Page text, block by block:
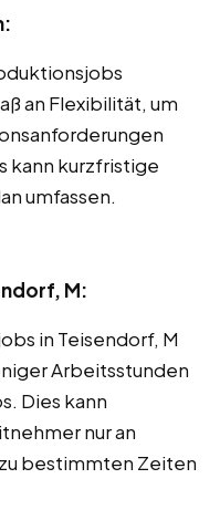
an Flexibilität, um
kann kurzfristige
umfassen.
M:
in Teisendorf, M
Arbeitsstunden
Dies kann
nur an
bestimmten Zeiten